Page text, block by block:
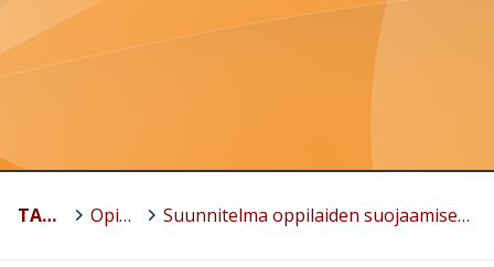
TAMMELA Opiskeluhuolto Suunnitelma oppilaiden suojaamiseksi kiusaamiseltä, häirinnältä ja väkivallalta